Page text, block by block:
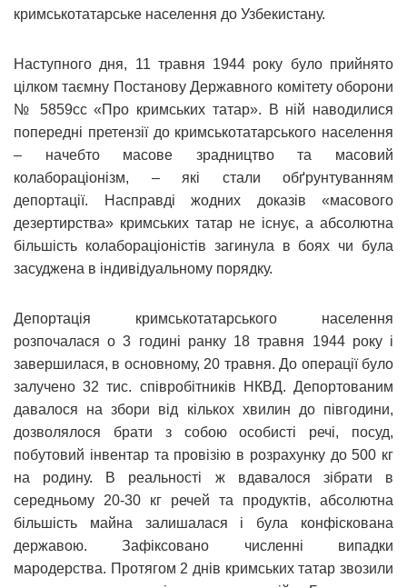
кримськотатарське населення до Узбекистану.
Наступного дня, 11 травня 1944 року було прийнято
цілком таємну Постанову Державного комітету оборони
№ 5859сс «Про кримських татар». В ній наводилися
попередні претензії до кримськотатарського населення
– начебто масове зрадництво та масовий
колабораціонізм, – які стали обґрунтуванням
депортації. Насправді жодних доказів «масового
дезертирства» кримських татар не існує, а абсолютна
більшість колабораціоністів загинула в боях чи була
засуджена в індивідуальному порядку.
Депортація кримськотатарського населення
розпочалася о 3 годині ранку 18 травня 1944 року і
завершилася, в основному, 20 травня. До операції було
залучено 32 тис. співробітників НКВД. Депортованим
давалося на збори від кількох хвилин до півгодини,
дозволялося брати з собою особисті речі, посуд,
побутовий інвентар та провізію в розрахунку до 500 кг
на родину. В реальності ж вдавалося зібрати в
середньому 20-30 кг речей та продуктів, абсолютна
більшість майна залишалася і була конфіскована
державою. Зафіксовано численні випадки
мародерства. Протягом 2 днів кримських татар звозили